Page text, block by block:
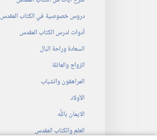
دروس خصوصية في الكتاب المقدس
أدوات لدرس الكتاب المقدس
السعادة وراحة البال
الزواج والعائلة
المراهقون والشباب
الأولاد
الايمان باللّٰه
العلم والكتاب المقدس